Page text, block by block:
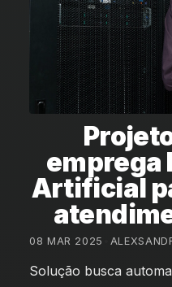
emprega
Artificial
08 MAR 2025
Solução busca